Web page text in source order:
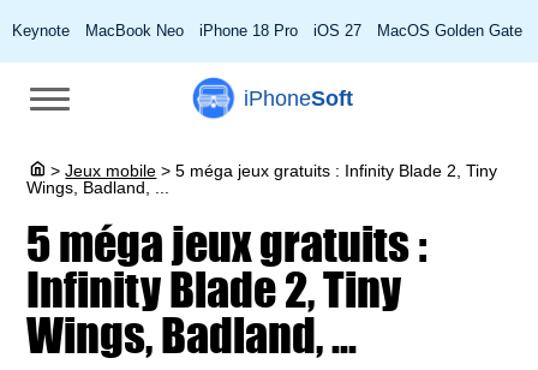
Keynote MacBook Neo iPhone 18 Pro iOS 27 MacOS Golden Gate
iPhoneSoft
> Jeux mobile > 5 méga jeux gratuits : Infinity Blade 2, Tiny
Wings, Badland, ...
5 méga jeux gratuits :
Infinity Blade 2, Tiny
Wings, Badland, ...